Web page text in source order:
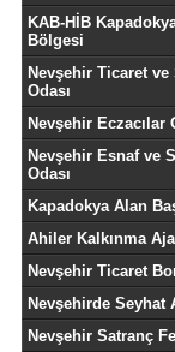
KAB-HİB
Bölgesi
Nevşehir Ticaret ve
Odası
Nevşehir Eczacılar
Nevşehir Esnaf ve
Odası
Kapadokya Alan
Ahiler Kalkınma
Nevşehir Ticaret
Nevşehirde Seyhat
Nevşehir Satranç